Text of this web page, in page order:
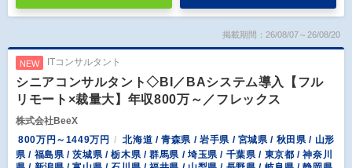
掲載期間：26/08/07～26/08/20
NEW ITコンサルタント
シニアコンサルタント◇BI／BAシステム導入【フル
リモート×裁量大】年収800万～／フレックス
株式会社BeeX
800万円～1449万円
北海道 / 青森県 / 岩手県 / 宮城県 / 秋田県 / 山形
県 / 福島県 / 茨城県 / 栃木県 / 群馬県 / 埼玉県 / 千葉県 / 東京都 / 神奈川